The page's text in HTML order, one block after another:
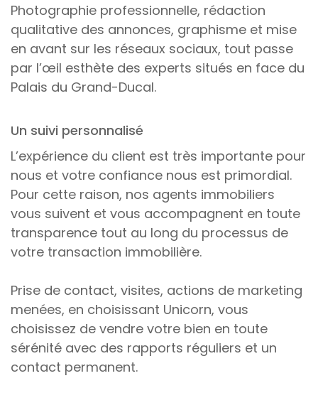
Photographie professionnelle, rédaction
qualitative des annonces, graphisme et mise
en avant sur les réseaux sociaux, tout passe
par l’œil esthète des experts situés en face du
Palais du Grand-Ducal.
Un suivi personnalisé
L’expérience du client est très importante pour
nous et votre confiance nous est primordial.
Pour cette raison, nos agents immobiliers
vous suivent et vous accompagnent en toute
transparence tout au long du processus de
votre transaction immobilière.
Prise de contact, visites, actions de marketing
menées, en choisissant Unicorn, vous
choisissez de vendre votre bien en toute
sérénité avec des rapports réguliers et un
contact permanent.